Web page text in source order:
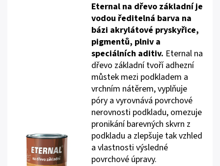
Eternal na dřevo základní je
vodou ředitelná barva na
bázi akrylátové pryskyřice,
pigmentů, plniv a
speciálních aditiv. Eternal na
dřevo základní tvoří adhezní
můstek mezi podkladem a
vrchním nátěrem, vyplňuje
póry a vyrovnává povrchové
nerovnosti podkladu, omezuje
pronikání barevných skvrn z
podkladu a zlepšuje tak vzhled
a vlastnosti výsledné
povrchové úpravy.